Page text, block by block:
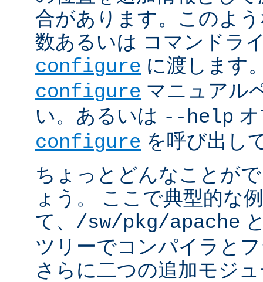
合があります。このよ
数あるいは コマンドラ
configure に渡します
configure マニュアル
い。あるいは --help
configure を呼び出し
ちょっとどんなことが
ょう。 ここで典型的な
て、 /sw/pkg/apache
ツリーでコンパイラと
さらに二つの追加モジ